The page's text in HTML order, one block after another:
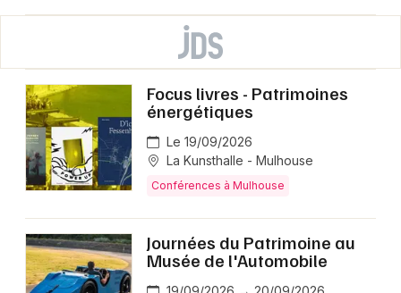
Focus livres - Patrimoines
énergétiques
Le 19/09/2026
La Kunsthalle - Mulhouse
Conférences à Mulhouse
Journées du Patrimoine au
Musée de l'Automobile